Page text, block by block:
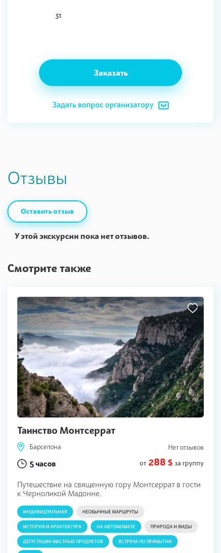
31
Заказать
Задать вопрос организатору
Отзывы
Оставить отзыв
У этой экскурсии пока нет отзывов.
Смотрите также
Таинство Монтсеррат
Барселона Нет отзывов
5 часов от 288 $ за группу
Путешествие на священную гору Монтсеррат в гости
к Черноликой Мадонне.
ИНДИВИДУАЛЬНАЯ НЕОБЫЧНЫЕ МАРШРУТЫ
ИСТОРИЯ И АРХИТЕКТУРА НА АВТОМОБИЛЕ ПРИРОДА И ВИДЫ
ДЕГУСТАЦИИ МЕСТНЫХ ПРОДУКТОВ ВСТРЕЧА ПО ПРИБЫТИИ